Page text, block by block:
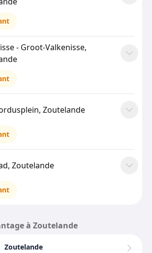
- Groot-Valkenisse,
Zoutelande
Zoutelande
à Zoutelande
Zoutelande